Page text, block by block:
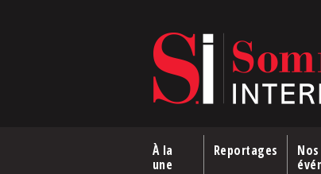
À la
une
Reportages
Nos